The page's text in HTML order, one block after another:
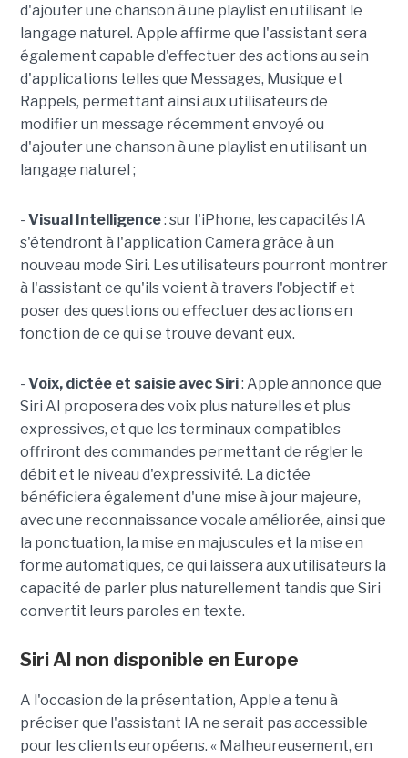
d'ajouter une chanson à une playlist en utilisant le
langage naturel. Apple affirme que l'assistant sera
également capable d'effectuer des actions au sein
d'applications telles que Messages, Musique et
Rappels, permettant ainsi aux utilisateurs de
modifier un message récemment envoyé ou
d'ajouter une chanson à une playlist en utilisant un
langage naturel ;
- Visual Intelligence: sur l'iPhone, les capacités IA
s'étendront à l'application Camera grâce à un
nouveau mode Siri. Les utilisateurs pourront montrer
à l'assistant ce qu'ils voient à travers l'objectif et
poser des questions ou effectuer des actions en
fonction de ce qui se trouve devant eux.
- Voix, dictée et saisie avec Siri: Apple annonce que
Siri AI proposera des voix plus naturelles et plus
expressives, et que les terminaux compatibles
offriront des commandes permettant de régler le
débit et le niveau d'expressivité. La dictée
bénéficiera également d'une mise à jour majeure,
avec une reconnaissance vocale améliorée, ainsi que
la ponctuation, la mise en majuscules et la mise en
forme automatiques, ce qui laissera aux utilisateurs la
capacité de parler plus naturellement tandis que Siri
convertit leurs paroles en texte.
Siri AI non disponible en Europe
A l'occasion de la présentation, Apple a tenu à
préciser que l'assistant IA ne serait pas accessible
pour les clients européens. « Malheureusement, en